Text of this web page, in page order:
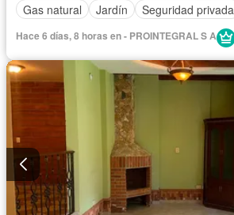
Gas natural
Jardín Seguridad privada
Hace 6 días, 8 horas en - PROINTEGRAL S A